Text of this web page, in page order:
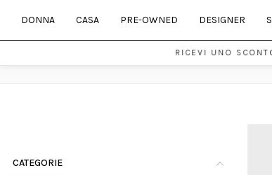
DONNA CASA PRE-OWNED DESIGNER
RICEVI UNO
CATEGORIE